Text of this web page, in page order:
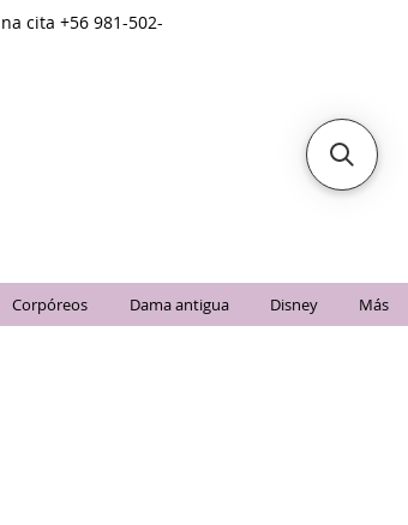
cita +56 981-502-
Corpóreos Dama antigua Disney Más